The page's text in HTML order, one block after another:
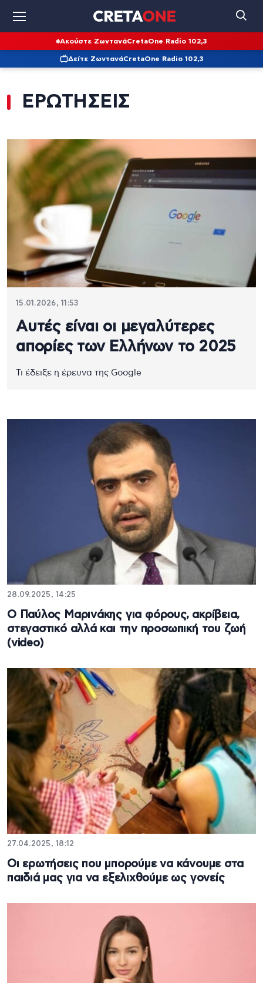
Ακούστε ΖωντανάCretaOne Radio 102,3
Δείτε ΖωντανάCretaOne Radio 102,3
ΕΡΩΤΗΣΕΙΣ
15.01.2026, 11:53
Αυτές είναι οι μεγαλύτερες
απορίες των Ελλήνων το 2025
Τι έδειξε η έρευνα της Google
28.09.2025, 14:25
Ο Παύλος Μαρινάκης για φόρους, ακρίβεια,
στεγαστικό αλλά και την προσωπική του ζωή
(video)
27.04.2025, 18:12
Oι ερωτήσεις που μπορούμε να κάνουμε στα
παιδιά μας για να εξελιχθούμε ως γονείς